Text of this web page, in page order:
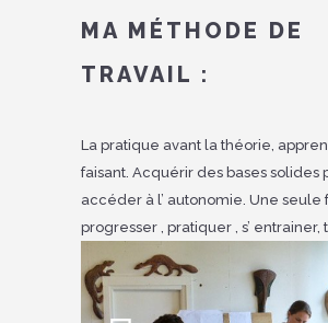
MA MÉTHODE DE
TRAVAIL :
La pratique avant la théorie,
faisant. Acquérir des bases solides
accéder à l’ autonomie. Une seule
progresser , pratiquer , s’ entrainer,